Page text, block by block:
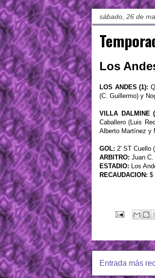
sábado, 26 de
Los
LOS ANDES (1):
(C. Guillermo) y
VILLA DALMINE
Caballero (Luis
Alberto Martínez y
GOL: 2' ST Cuello
ARBITRO: Juan C.
ESTADIO: Los
RECAUDACION: $
Entrada más